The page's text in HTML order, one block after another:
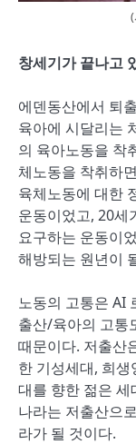
창세기가 끝나고
에덴동산에서 퇴
육아에 시달리는
의 육아노동을 착
체노동을 착취하
육체노동에 대한
운동이었고, 20세
요구하는 운동이
해방되는 원년이
노동의 고통은 AI
출산/육아의 고통
때문이다. 저출산
한 기성세대, 희
대를 향한 젊은
나라는 저출산으
라가 될 것이다.